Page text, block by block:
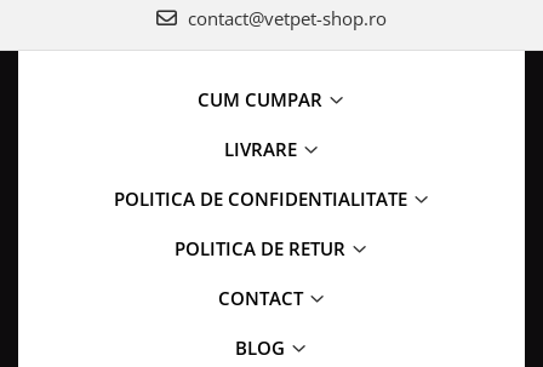
contact@vetpet-shop.ro
CUM CUMPAR
LIVRARE
POLITICA DE CONFIDENTIALITATE
POLITICA DE RETUR
CONTACT
BLOG